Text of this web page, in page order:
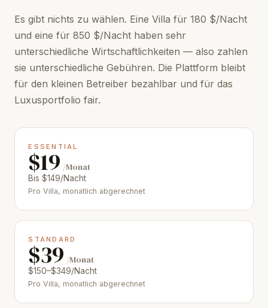
Es gibt nichts zu wählen. Eine Villa für 180 $/Nacht
und eine für 850 $/Nacht haben sehr
unterschiedliche Wirtschaftlichkeiten — also zahlen
sie unterschiedliche Gebühren. Die Plattform bleibt
für den kleinen Betreiber bezahlbar und für das
Luxusportfolio fair.
ESSENTIAL
$19 /Monat
Bis $149/Nacht
Pro Villa, monatlich abgerechnet
STANDARD
$39 /Monat
$150–$349/Nacht
Pro Villa, monatlich abgerechnet